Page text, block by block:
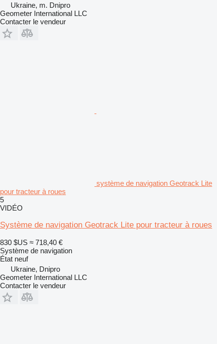
Ukraine, m. Dnipro
Geometer International LLC
Contacter le vendeur
système de navigation Geotrack Lite
pour tracteur à roues
5
VIDÉO
Système de navigation Geotrack Lite pour tracteur à roues
830 $US ≈ 718,40 €
Système de navigation
État neuf
Ukraine, Dnipro
Geometer International LLC
Contacter le vendeur